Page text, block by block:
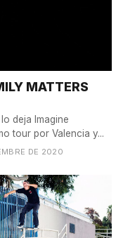
MATTERS
deja Imagine
tour por Valencia y...
DE 2020